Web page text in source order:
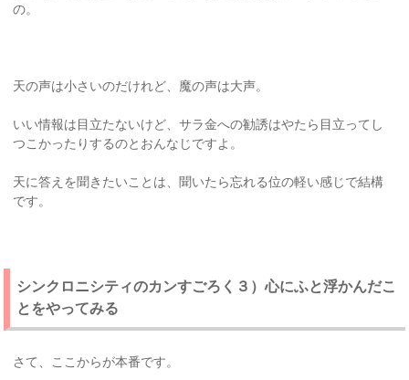
の。
天の声は小さいのだけれど、魔の声は大声。
いい情報は目立たないけど、サラ金への勧誘はやたら目立ってし
つこかったりするのとおんなじですよ。
天に答えを聞きたいことは、聞いたら忘れる位の軽い感じで結構
です。
シンクロニシティのカンすごろく３）心にふと浮かんだこ
とをやってみる
さて、ここからが本番です。